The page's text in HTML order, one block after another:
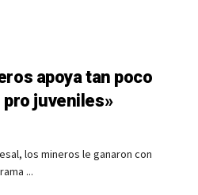
apoya tan poco
juveniles»
los mineros le ganaron con
...